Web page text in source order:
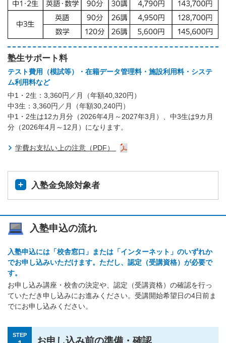
塾生サポート料
テスト費用（模試等）・在籍データ管理料・施設利用料・システ
ム利用料など
中1・2生：3,360円／月（年額40,320円）
中3生：3,360円／月（年額30,240円）
中1・2生は12カ月分（2026年4月～2027年3月）、中3生は9カ月
分（2026年4月～12月）になります。
学費お支払い上の注意（PDF）
入塾金免除対象者
入塾申込の流れ
入塾申込には「校舎窓口」または「インターネット」のいずれか
でお申し込みいただけます。ただし、認定（受講資格）が必要で
す。
お申し込み講座・校舎の決定や、認定（受講資格）の確認を行っ
ていただき申し込みにお進みください。受講開始希望日の4日前ま
でにお申し込みください。
STEP
お申し込み前の準備・確認